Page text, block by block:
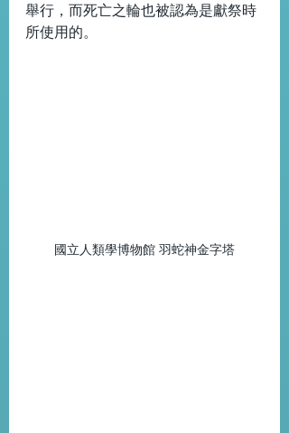
舉行，而死亡之輪也被認為是獻祭時
所使用的。
國立人類學博物館 羽蛇神金字塔